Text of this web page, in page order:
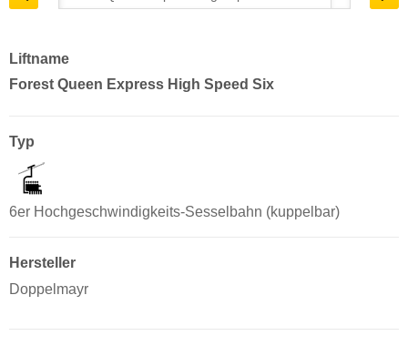
Liftname
Forest Queen Express High Speed Six
Typ
6er Hochgeschwindigkeits-Sesselbahn (kuppelbar)
Hersteller
Doppelmayr